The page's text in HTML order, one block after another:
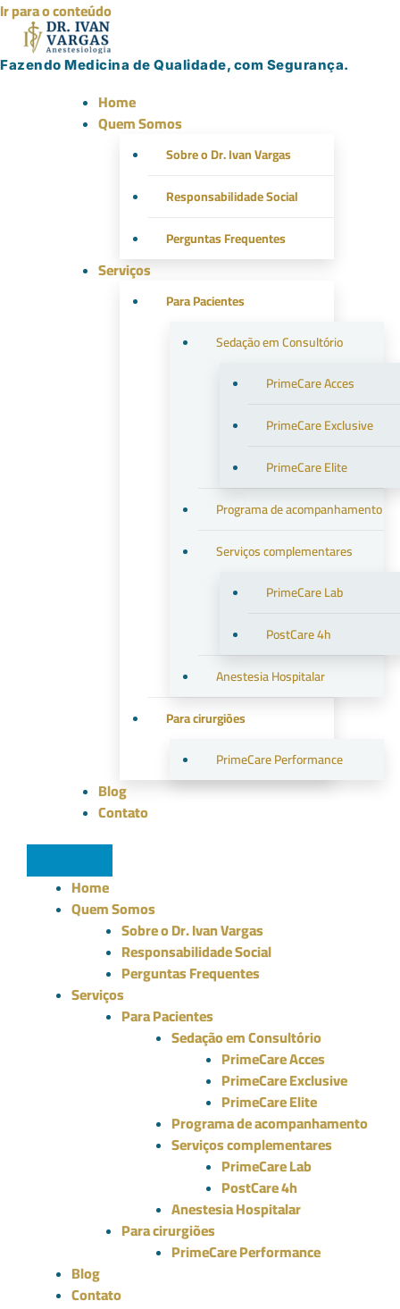
Ir para o conteúdo
Fazendo Medicina de Qualidade, com Segurança.
Home
Quem Somos
Sobre o Dr. Ivan Vargas
Responsabilidade Social
Perguntas Frequentes
Serviços
Para Pacientes
Sedação em Consultório
PrimeCare Acces
PrimeCare Exclusive
PrimeCare Elite
Programa de acompanhamento
Serviços complementares
PrimeCare Lab
PostCare 4h
Anestesia Hospitalar
Para cirurgiões
PrimeCare Performance
Blog
Contato
Home
Quem Somos
Sobre o Dr. Ivan Vargas
Responsabilidade Social
Perguntas Frequentes
Serviços
Para Pacientes
Sedação em Consultório
PrimeCare Acces
PrimeCare Exclusive
PrimeCare Elite
Programa de acompanhamento
Serviços complementares
PrimeCare Lab
PostCare 4h
Anestesia Hospitalar
Para cirurgiões
PrimeCare Performance
Blog
Contato